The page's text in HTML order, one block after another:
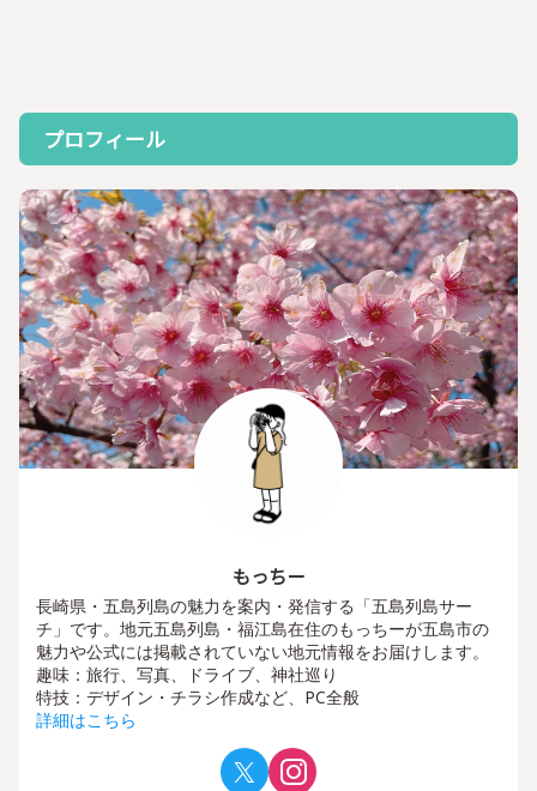
プロフィール
もっちー
長崎県・五島列島の魅力を案内・発信する「五島列島サー
チ」です。地元五島列島・福江島在住のもっちーが五島市の
魅力や公式には掲載されていない地元情報をお届けします。
趣味：旅行、写真、ドライブ、神社巡り
特技：デザイン・チラシ作成など、PC全般
詳細はこちら